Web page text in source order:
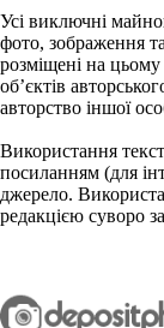
Усі виключні
фото, зображення
розміщені на
об’єктів
авторство іншої
Використання
посиланням (для
джерело.
редакцією суворо